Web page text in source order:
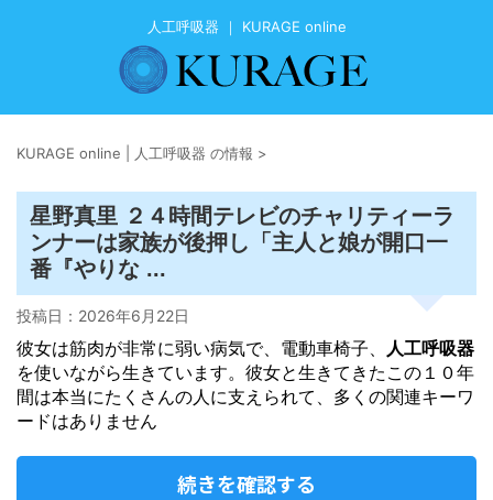
人工呼吸器 ｜ KURAGE online
KURAGE online | 人工呼吸器 の情報 >
星野真里 ２４時間テレビのチャリティーラ
ンナーは家族が後押し「主人と娘が開口一
番『やりな ...
投稿日： 2026年6月22日
彼女は筋肉が非常に弱い病気で、電動車椅子、 人工呼吸器
を使いながら生きています。彼女と生きてきたこの１０年
間は本当にたくさんの人に支えられて、多くの関連キーワ
ードはありません
続きを確認する